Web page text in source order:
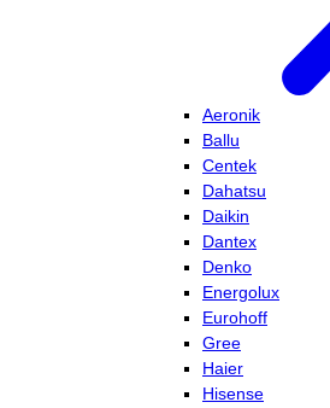
Aeronik
Ballu
Centek
Dahatsu
Daikin
Dantex
Denko
Energolux
Eurohoff
Gree
Haier
Hisense